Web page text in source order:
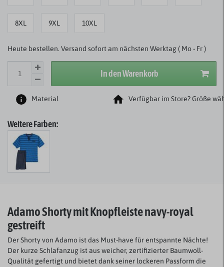
8XL 9XL 10XL
Heute bestellen. Versand sofort am nächsten Werktag ( Mo - Fr )
In den Warenkorb
Material Verfügbar im Store? Größe
Weitere Farben:
Adamo Shorty mit Knopfleiste navy-royal
gestreift
Der Shorty von Adamo ist das Must-have für entspannte Nächte!
Der kurze Schlafanzug ist aus weicher, zertifizierter Baumwoll-
Qualität gefertigt und bietet dank seiner lockeren Passform die